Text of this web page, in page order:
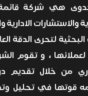
هي شركة
والاستشارات
البحثية لتحرى الدقة
، و تقوم
من خلال
قوتها في تحليل